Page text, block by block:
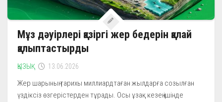
Мұз дәуірлері қазіргі жер бедерін қалай
қалыптастырды
ҚЫЗЫҚ 13.06.2026
Жер шарының тарихы миллиардтаған жылдарға созылған
үздіксіз өзгерістерден тұрады. Осы ұзақ кезең ішінде